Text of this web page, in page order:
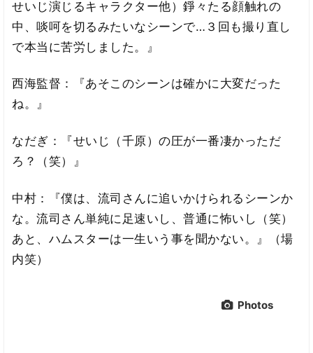
せいじ演じるキャラクター他）錚々たる顔触れの
中、啖呵を切るみたいなシーンで…３回も撮り直し
で本当に苦労しました。』
西海監督：『あそこのシーンは確かに大変だった
ね。』
なだぎ：『せいじ（千原）の圧が一番凄かっただ
ろ？（笑）』
中村：『僕は、流司さんに追いかけられるシーンか
な。流司さん単純に足速いし、普通に怖いし（笑）
あと、ハムスターは一生いう事を聞かない。』（場
内笑）
Photos